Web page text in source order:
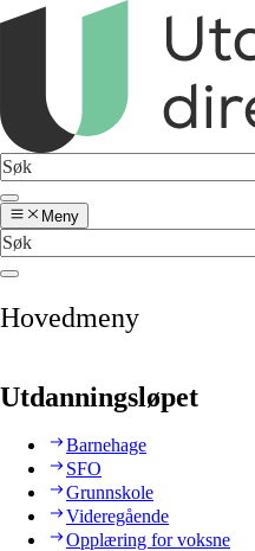
Meny
Hovedmeny
Utdanningsløpet
Barnehage
SFO
Grunnskole
Videregående
Opplæring for voksne